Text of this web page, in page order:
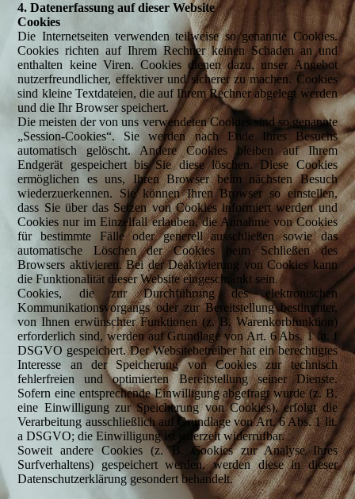
4. Datenerfassung auf dieser Website
Cookies
Die Internetseiten verwenden teilweise so genannte Cookies.
Cookies richten auf Ihrem Rechner keinen Schaden an und
enthalten keine Viren. Cookies dienen dazu, unser Angebot
nutzerfreundlicher, effektiver und sicherer zu machen. Cookies
sind kleine Textdateien, die auf Ihrem Rechner abgelegt werden
und die Ihr Browser speichert.
Die meisten der von uns verwendeten Cookies sind so genannte
„Session-Cookies“. Sie werden nach Ende Ihres Besuchs
automatisch gelöscht. Andere Cookies bleiben auf Ihrem
Endgerät gespeichert bis Sie diese löschen. Diese Cookies
ermöglichen es uns, Ihren Browser beim nächsten Besuch
wiederzuerkennen. Sie können Ihren Browser so einstellen,
dass Sie über das Setzen von Cookies informiert werden und
Cookies nur im Einzelfall erlauben, die Annahme von Cookies
für bestimmte Fälle oder generell ausschließen sowie das
automatische Löschen der Cookies beim Schließen des
Browsers aktivieren. Bei der Deaktivierung von Cookies kann
die Funktionalität dieser Website eingeschränkt sein.
Cookies, die zur Durchführung des elektronischen
Kommunikationsvorgangs oder zur Bereitstellung bestimmter,
von Ihnen erwünschter Funktionen (z. B. Warenkorbfunktion)
erforderlich sind, werden auf Grundlage von Art. 6 Abs. 1 lit. f
DSGVO gespeichert. Der Websitebetreiber hat ein berechtigtes
Interesse an der Speicherung von Cookies zur technisch
fehlerfreien und optimierten Bereitstellung seiner Dienste.
Sofern eine entsprechende Einwilligung abgefragt wurde (z. B.
eine Einwilligung zur Speicherung von Cookies), erfolgt die
Verarbeitung ausschließlich auf Grundlage von Art. 6 Abs. 1 lit.
a DSGVO; die Einwilligung ist jederzeit widerrufbar.
Soweit andere Cookies (z. B. Cookies zur Analyse Ihres
Surfverhaltens) gespeichert werden, werden diese in dieser
Datenschutzerklärung gesondert behandelt.